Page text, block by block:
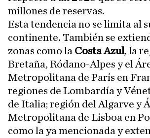
millones de reservas.
Esta tendencia no se limita al
continente. También se
zonas como la Costa Azul, la
Bretaña, Ródano-Alpes y el
Metropolitana de París en
regiones de Lombardía y
de Italia; región del Algarve y
Metropolitana de Lisboa en
como la ya mencionada y